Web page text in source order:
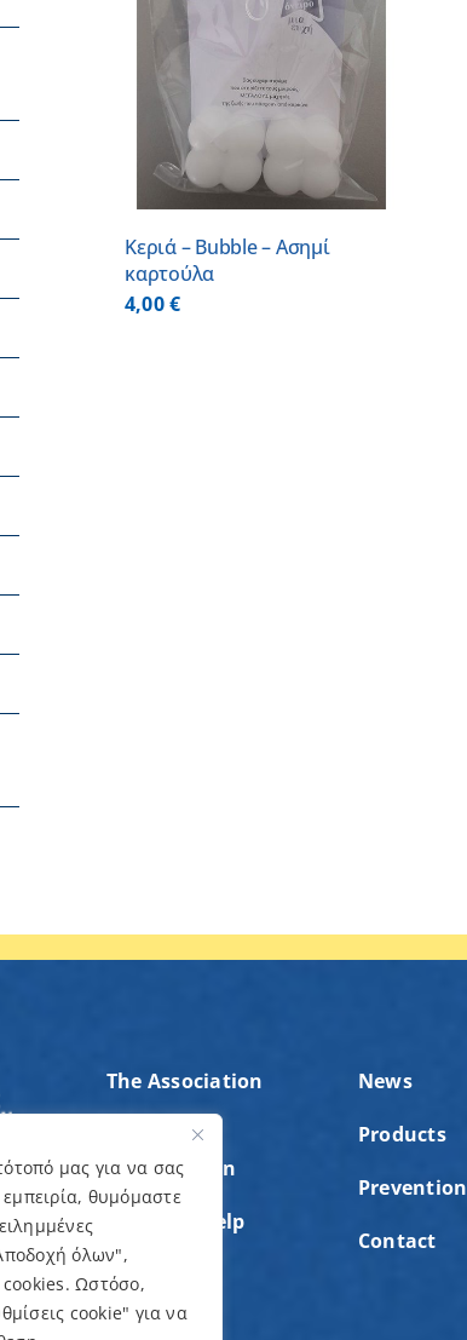
μας για να σας
θυμόμαστε
όλων",
Ωστόσο,
cookie" για να
Κεριά – Bubble – Ασημί
καρτούλα
4,00€
DETAILS
The Association
Contribution
I want to help
Events
News
Products
Prevention
Contact